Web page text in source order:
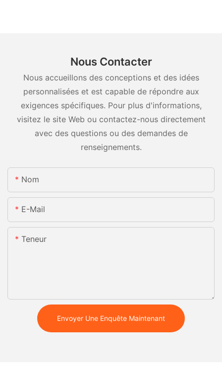
Nous Contacter
Nous accueillons des conceptions et des idées
personnalisées et est capable de répondre aux
exigences spécifiques. Pour plus d'informations,
visitez le site Web ou contactez-nous directement
avec des questions ou des demandes de
renseignements.
Nom
E-Mail
Teneur
Envoyer Une Enquête Maintenant